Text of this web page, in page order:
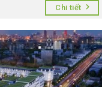
Chi tiết